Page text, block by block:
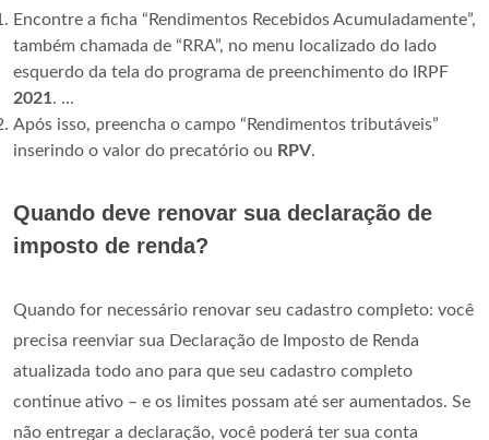
Encontre a ficha “Rendimentos Recebidos Acumuladamente”,
também chamada de “RRA”, no menu localizado do lado
esquerdo da tela do programa de preenchimento do IRPF
2021. ...
Após isso, preencha o campo “Rendimentos tributáveis”
inserindo o valor do precatório ou RPV.
Quando deve renovar sua declaração de
imposto de renda?
Quando for necessário renovar seu cadastro completo: você
precisa reenviar sua Declaração de Imposto de Renda
atualizada todo ano para que seu cadastro completo
continue ativo – e os limites possam até ser aumentados. Se
não entregar a declaração, você poderá ter sua conta